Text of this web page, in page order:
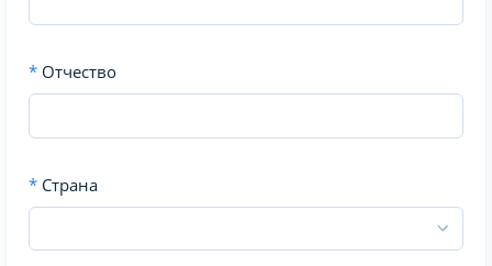
* Отчество
* Страна